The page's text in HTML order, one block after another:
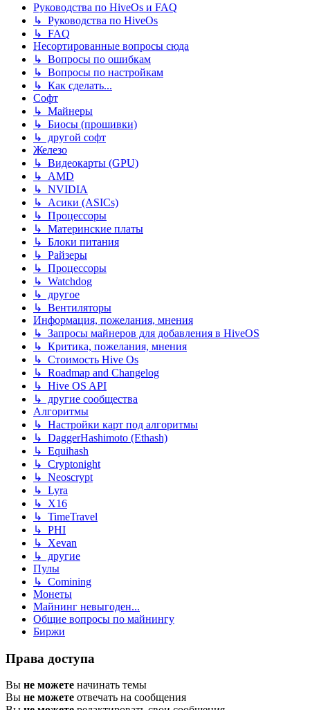
Руководства по HiveOs и FAQ
↳ Руководства по HiveOs
↳ FAQ
Несортированные вопросы сюда
↳ Вопросы по ошибкам
↳ Вопросы по настройкам
↳ Как сделать...
Софт
↳ Майнеры
↳ Биосы (прошивки)
↳ другой софт
Железо
↳ Видеокарты (GPU)
↳ AMD
↳ NVIDIA
↳ Асики (ASICs)
↳ Процессоры
↳ Материнские платы
↳ Блоки питания
↳ Райзеры
↳ Процессоры
↳ Watchdog
↳ другое
↳ Вентиляторы
Информация, пожелания, мнения
↳ Запросы майнеров для добавления в HiveOS
↳ Критика, пожелания, мнения
↳ Стоимость Hive Os
↳ Roadmap and Changelog
↳ Hive OS API
↳ другие сообщества
Алгоритмы
↳ Настройки карт под алгоритмы
↳ DaggerHashimoto (Ethash)
↳ Equihash
↳ Cryptonight
↳ Neoscrypt
↳ Lyra
↳ X16
↳ TimeTravel
↳ PHI
↳ Xevan
↳ другие
Пулы
↳ Comining
Монеты
Майнинг невыгоден...
Общие вопросы по майнингу
Биржи
Права доступа
Вы не можете начинать темы
Вы не можете отвечать на сообщения